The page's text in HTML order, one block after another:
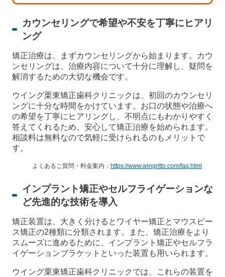
カウンセリングで希望や不安を丁寧にヒアリ
ング
矯正治療は、まずカウンセリングから始まります。カウ
ンセリングは、治療内容について十分に理解し、疑問を
解消するための大切な機会です。
ウイング栗東矯正歯科クリニックは、初回のカウンセリ
ングに十分な時間をかけています。お口の状態や治療へ
の希望を丁寧にヒアリングし、不明点にもわかりやすく
答えてくれるため、安心して矯正治療を始められます。
相談料は無料なので気軽に受けられるのもメリットで
す。
よくあるご質問・料金案内： https://www.wingritto.com/faq.html
インプラント矯正やセルフライゲーションな
ど先進的な技術を導入
矯正装置は、大きく分けるとワイヤー矯正とマウスピー
ス矯正の2種類に分類されます。また、矯正治療をより
スムーズに進めるために、インプラント矯正やセルフラ
イゲーションブラケットといった装置も用いられます。
ウイング栗東矯正歯科クリニックでは、これらの装置を